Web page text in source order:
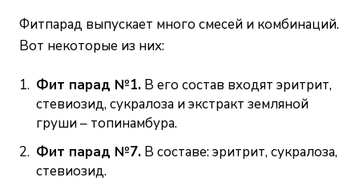
Фитпарад выпускает много смесей и комбинаций.
Вот некоторые из них:
Фит парад №1. В его состав входят эритрит,
стевиозид, сукралоза и экстракт земляной
груши – топинамбура.
Фит парад №7. В составе: эритрит, сукралоза,
стевиозид.